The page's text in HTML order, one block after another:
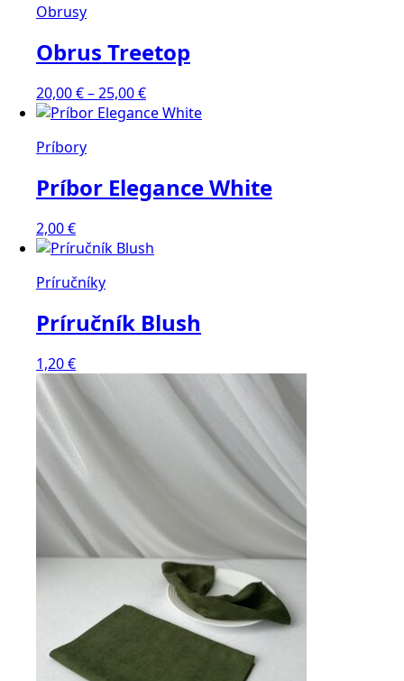
Obrusy
Obrus Treetop
20,00€–25,00€Price
range:
Príbory
Príbor Elegance White
2,00€
Príručníky
Príručník Blush
1,20€